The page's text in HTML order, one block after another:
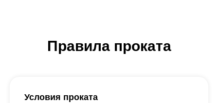
Правила проката
Условия проката